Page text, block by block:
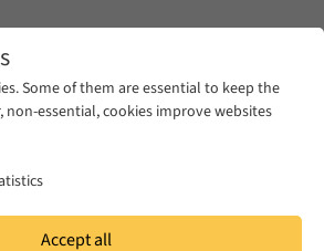
Some of them are essential to keep the
non-essential, cookies improve websites
Accept all